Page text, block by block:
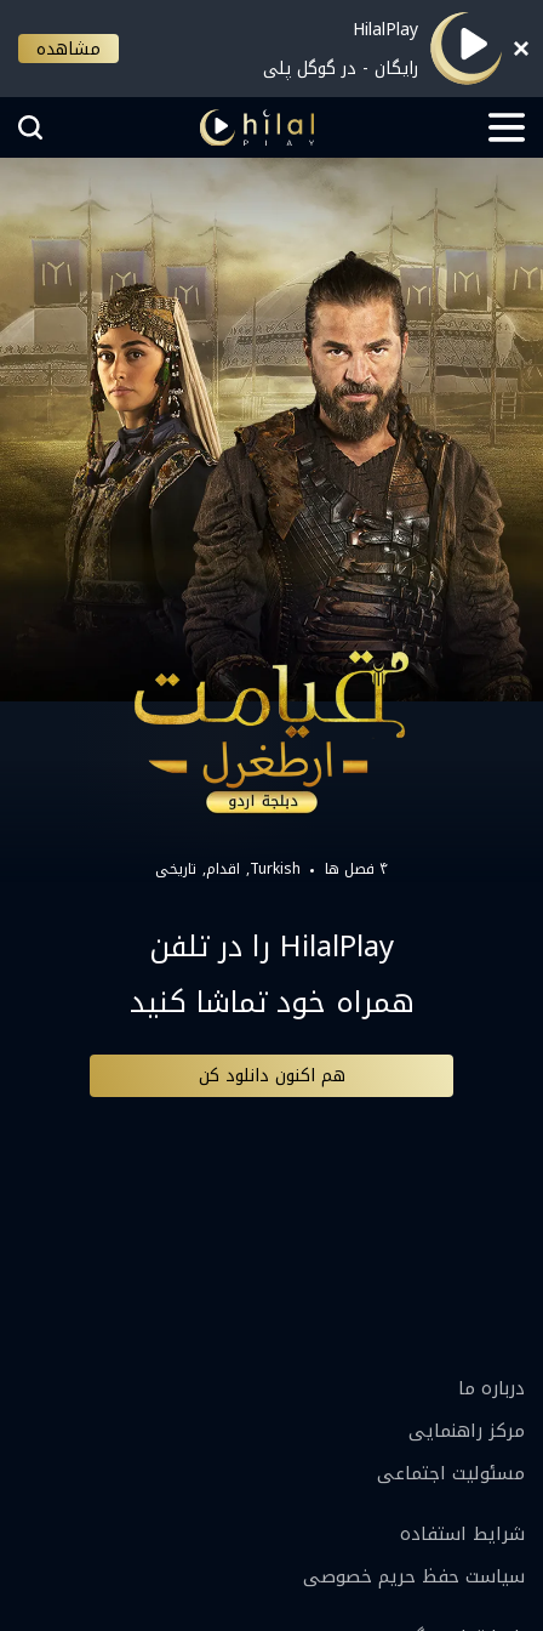
HilalPlay
رایگان - در گوگل پلی
مشاهده
۴ فصل ها Turkish اقدام تاریخی
HilalPlay را در تلفن
همراه خود تماشا کنید
هم اکنون دانلود کن
درباره ما
مرکز راهنمایی
مسئولیت اجتماعی
شرایط استفاده
سیاست حفظ حریم خصوصی